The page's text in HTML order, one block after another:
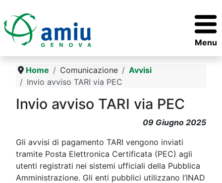
Menu
Home Comunicazione
Avvisi
Invio avviso TARI via PEC
Invio avviso TARI via PEC
09 Giugno 2025
Gli avvisi di pagamento TARI vengono inviati
tramite Posta Elettronica Certificata (PEC) agli
utenti registrati nei sistemi ufficiali della Pubblica
Amministrazione. Gli enti pubblici utilizzano l’INAD